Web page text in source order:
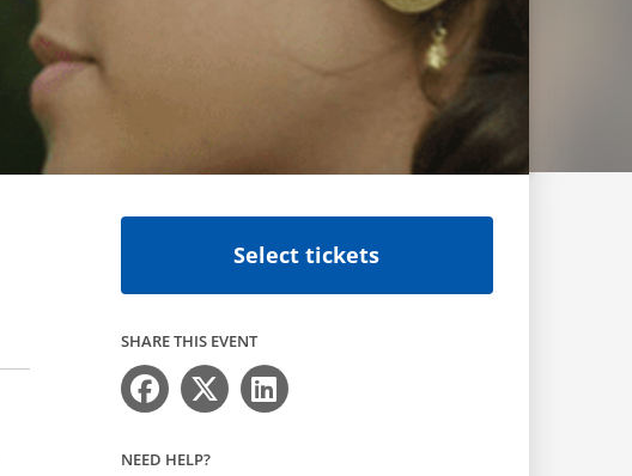
Select tickets
SHARE THIS EVENT
NEED HELP?